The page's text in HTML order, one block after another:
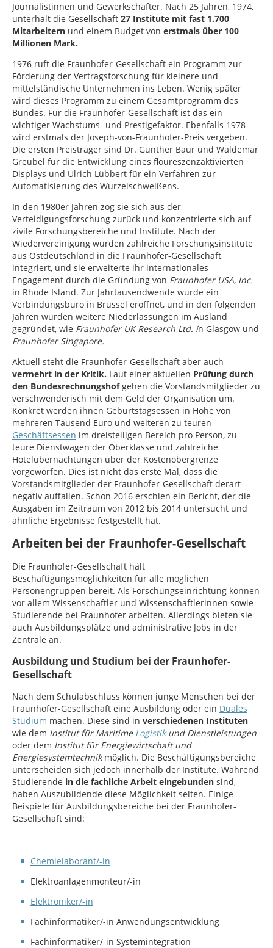
Journalistinnen und Gewerkschafter. Nach 25 Jahren, 1974,
unterhält die Gesellschaft 27 Institute mit fast 1.700
Mitarbeitern und einem Budget von erstmals über 100
Millionen Mark.
1976 ruft die Fraunhofer-Gesellschaft ein Programm zur
Förderung der Vertragsforschung für kleinere und
mittelständische Unternehmen ins Leben. Wenig später
wird dieses Programm zu einem Gesamtprogramm des
Bundes. Für die Fraunhofer-Gesellschaft ist das ein
wichtiger Wachstums- und Prestigefaktor. Ebenfalls 1978
wird erstmals der Joseph-von-Fraunhofer-Preis vergeben.
Die ersten Preisträger sind Dr. Günther Baur und Waldemar
Greubel für die Entwicklung eines floureszenzaktivierten
Displays und Ulrich Lübbert für ein Verfahren zur
Automatisierung des Wurzelschweißens.
In den 1980er Jahren zog sie sich aus der
Verteidigungsforschung zurück und konzentrierte sich auf
zivile Forschungsbereiche und Institute. Nach der
Wiedervereinigung wurden zahlreiche Forschungsinstitute
aus Ostdeutschland in die Fraunhofer-Gesellschaft
integriert, und sie erweiterte ihr internationales
Engagement durch die Gründung von Fraunhofer USA, Inc.
in Rhode Island. Zur Jahrtausendwende wurde ein
Verbindungsbüro in Brüssel eröffnet, und in den folgenden
Jahren wurden weitere Niederlassungen im Ausland
gegründet, wie Fraunhofer UK Research Ltd. in Glasgow und
Fraunhofer Singapore.
Aktuell steht die Fraunhofer-Gesellschaft aber auch
vermehrt in der Kritik. Laut einer aktuellen Prüfung durch
den Bundesrechnungshofgehen die Vorstandsmitglieder zu
verschwenderisch mit dem Geld der Organisation um.
Konkret werden ihnen Geburtstagsessen in Höhe von
mehreren Tausend Euro und weiteren zu teuren
Geschäftsessen im dreistelligen Bereich pro Person, zu
teure Dienstwagen der Oberklasse und zahlreiche
Hotelübernachtungen über der Kostenobergrenze
vorgeworfen. Dies ist nicht das erste Mal, dass die
Vorstandsmitglieder der Fraunhofer-Gesellschaft derart
negativ auffallen. Schon 2016 erschien ein Bericht, der die
Ausgaben im Zeitraum von 2012 bis 2014 untersucht und
ähnliche Ergebnisse festgestellt hat.
Arbeiten bei der Fraunhofer-Gesellschaft
Die Fraunhofer-Gesellschaft hält
Beschäftigungsmöglichkeiten für alle möglichen
Personengruppen bereit. Als Forschungseinrichtung können
vor allem Wissenschaftler und Wissenschaftlerinnen sowie
Studierende bei Fraunhofer arbeiten. Allerdings bieten sie
auch Ausbildungsplätze und administrative Jobs in der
Zentrale an.
Ausbildung und Studium bei der Fraunhofer-
Gesellschaft
Nach dem Schulabschluss können junge Menschen bei der
Fraunhofer-Gesellschaft eine Ausbildung oder ein Duales
Studium machen. Diese sind in verschiedenen Instituten
wie dem Institut für Maritime Logistikund Dienstleistungen
oder dem Institut für Energiewirtschaft und
Energiesystemtechnikmöglich. Die Beschäftigungsbereiche
unterscheiden sich jedoch innerhalb der Institute. Während
Studierende in die fachliche Arbeit eingebunden sind,
haben Auszubildende diese Möglichkeit selten. Einige
Beispiele für Ausbildungsbereiche bei der Fraunhofer-
Gesellschaft sind:
Chemielaborant/-in
Elektroanlagenmonteur/-in
Elektroniker/-in
Fachinformatiker/-in Anwendungsentwicklung
Fachinformatiker/-in Systemintegration